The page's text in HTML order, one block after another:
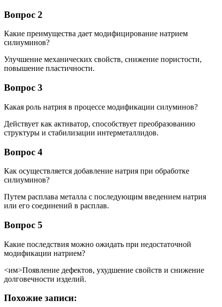
Вопрос 2
Какие преимущества дает модифицирование натрием
силиуминов?
Улучшение механических свойств, снижение пористости,
повышение пластичности.
Вопрос 3
Какая роль натрия в процессе модификации силуминов?
Действует как активатор, способствует преобразованию
структуры и стабилизации интерметаллидов.
Вопрос 4
Как осуществляется добавление натрия при обработке
силиуминов?
Путем расплава металла с последующим введением натрия
или его соединений в расплав.
Вопрос 5
Какие последствия можно ожидать при недостаточной
модификации натрием?
<им>Появление дефектов, ухудшение свойств и снижение
долговечности изделий.
Похожие записи: